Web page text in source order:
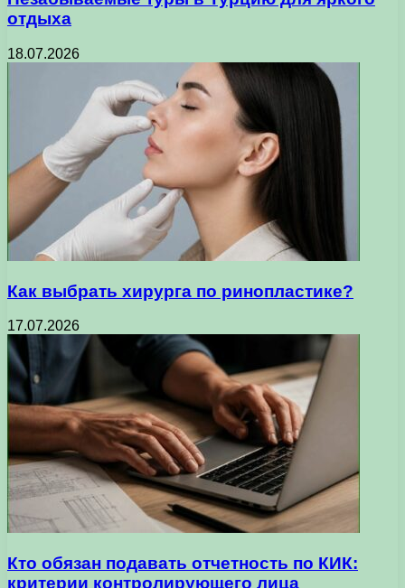
отдыха
18.07.2026
Как выбрать хирурга по ринопластике?
17.07.2026
Кто обязан подавать отчетность по КИК:
критерии контролирующего лица